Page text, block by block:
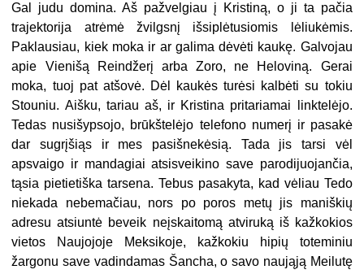
Gal judu domina. Aš pažvelgiau į Kristiną, o ji ta pačia
trajektorija atrėmė žvilgsnį išsiplėtusiomis lėliukėmis.
Paklausiau, kiek moka ir ar galima dėvėti kaukę. Galvojau
apie Vienišą Reindžerį arba Zoro, ne Heloviną. Gerai
moka, tuoj pat atšovė. Dėl kaukės turėsi kalbėti su tokiu
Stouniu. Aišku, tariau aš, ir Kristina pritariamai linktelėjo.
Tedas nusišypsojo, brūkštelėjo telefono numerį ir pasakė
dar sugrįšiąs ir mes pasišnekėsią. Tada jis tarsi vėl
apsvaigo ir mandagiai atsisveikino save parodijuojančia,
tąsia pietietiška tarsena. Tebus pasakyta, kad vėliau Tedo
niekada nebemačiau, nors po poros metų jis maniškių
adresu atsiuntė beveik neįskaitomą atviruką iš kažkokios
vietos Naujojoje Meksikoje, kažkokiu hipių toteminiu
žargonu save vadindamas Šancha, o savo naująją Meilutę